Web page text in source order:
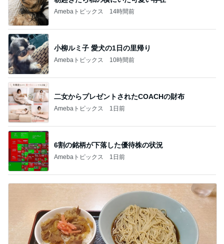
Amebaトピックス 14時間前
小柳ルミ子 愛犬の1日の里帰り
Amebaトピックス 10時間前
二女からプレゼントされたCOACHの財布
Amebaトピックス 1日前
6割の銘柄が下落した優待株の状況
Amebaトピックス 1日前